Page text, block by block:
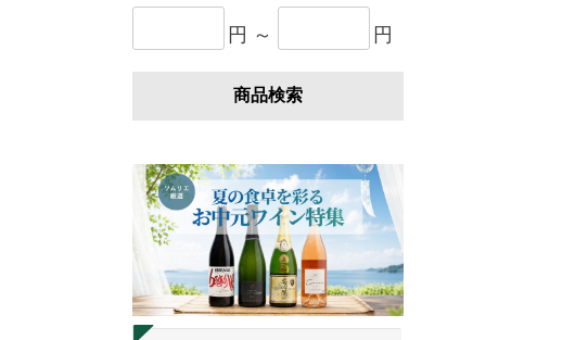
円 ～ 円
商品検索